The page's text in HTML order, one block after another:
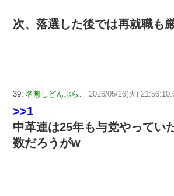
次、落選した後では再就職も
39: 名無しどんぶらこ 2026/05/26(火)
>>1
中革連は25年も与党やってい
数だろうがw